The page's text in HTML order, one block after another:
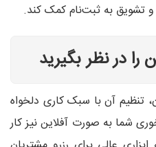
و تشویق به ثبت‌نام کمک کند.
تنظیم آن با سبک کاری دلخواه
شما به صورت آفلاین نیز کار